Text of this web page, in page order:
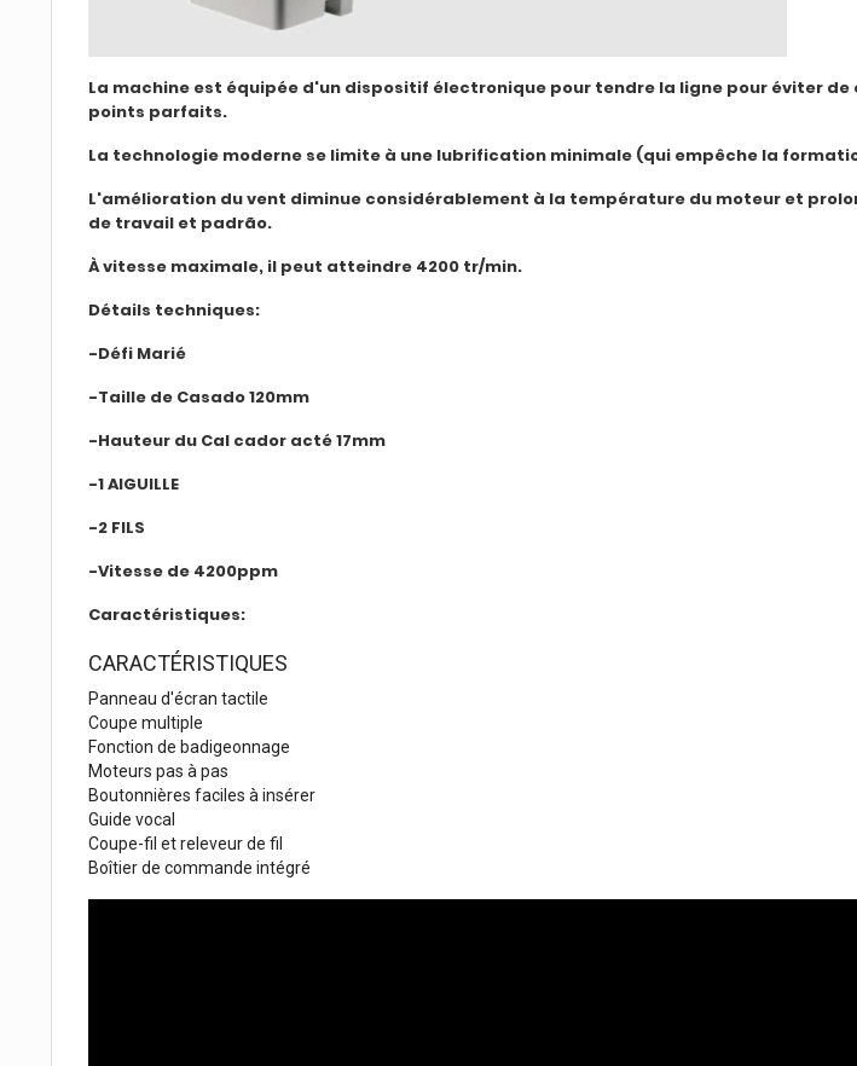
La machine est équipée d'un dispositif électronique pour tendre la ligne pour éviter
points parfaits.
La technologie moderne se limite à une lubrification minimale (qui empêche la
L'amélioration du vent diminue considérablement à la température du moteur et
de travail et padrão.
À vitesse maximale, il peut atteindre 4200 tr/min.
Détails techniques:
-Défi Marié
-Taille de Casado 120mm
-Hauteur du Cal cador acté 17mm
-1 AIGUILLE
-2 FILS
-Vitesse de 4200ppm
Caractéristiques:
CARACTÉRISTIQUES
Panneau d'écran tactile
Coupe multiple
Fonction de badigeonnage
Moteurs pas à pas
Boutonnières faciles à insérer
Guide vocal
Coupe-fil et releveur de fil
Boîtier de commande intégré